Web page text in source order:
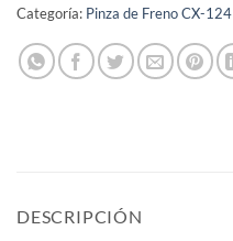
Categoría: Pinza de Freno CX-124
DESCRIPCIÓN